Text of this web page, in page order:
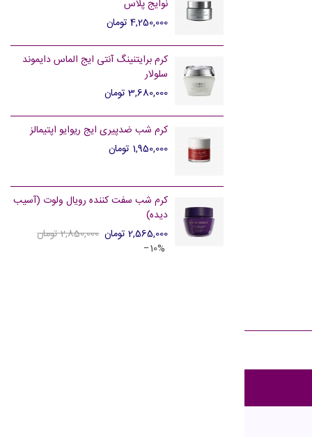
نوایج پلاس
4,250,000 تومان
کرم برایتنینگ آنتی ایج الماس دایموند
سلولار
3,680,000 تومان
کرم شب ضدپیری ایج ریوایو اپتیمالز
1,950,000 تومان
کرم شب سفت کننده رویال ولوت (آسیب
دیده)
2,565,000 تومان
2,850,000 تومان
‎−10%